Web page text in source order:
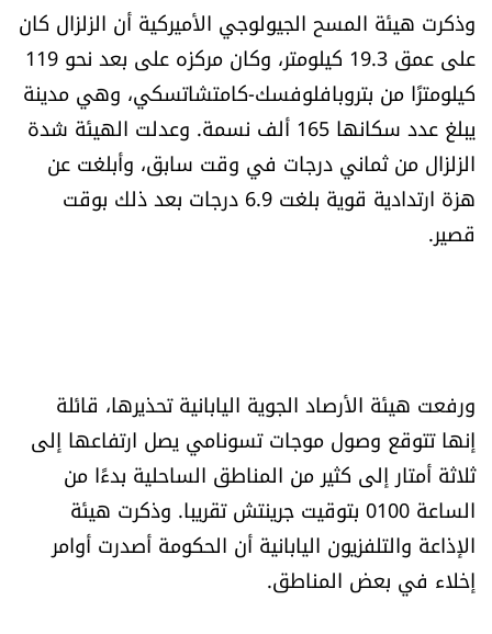
شروط الإشتراك
Digital solutions by
وذكرت هيئة المسح الجيولوجي الأميركية أن الزلزال كان
على عمق 19.3 كيلومتر، وكان مركزه على بعد نحو 119
كيلومترًا من بتروبافلوفسك-كامتشاتسكي، وهي مدينة
يبلغ عدد سكانها 165 ألف نسمة. وعدلت الهيئة شدة
الزلزال من ثماني درجات في وقت سابق، وأبلغت عن
هزة ارتدادية قوية بلغت 6.9 درجات بعد ذلك بوقت
قصير.
ورفعت هيئة الأرصاد الجوية اليابانية تحذيرها، قائلة
إنها تتوقع وصول موجات تسونامي يصل ارتفاعها إلى
ثلاثة أمتار إلى كثير من المناطق الساحلية بدءًا من
الساعة 0100 بتوقيت جرينتش تقريبا. وذكرت هيئة
الإذاعة والتلفزيون اليابانية أن الحكومة أصدرت أوامر
إخلاء في بعض المناطق.